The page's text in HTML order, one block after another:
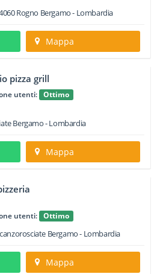
Rogno Bergamo - Lombardia
Mappa
pizza grill
utenti: Ottimo
Bergamo -Lombardia
Mappa
utenti:
Ottimo
Bergamo - Lombardia
Mappa